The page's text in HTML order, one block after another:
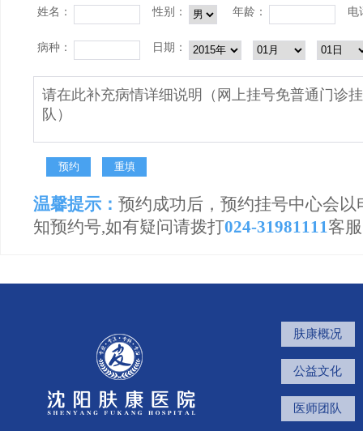
姓名： 性别： 年龄： 电
病种： 日期：
温馨提示： 预约成功后，预约挂号中心会
知预约号,如有疑问请拨打024-31981111客
肤康概况
公益文化
医师团队